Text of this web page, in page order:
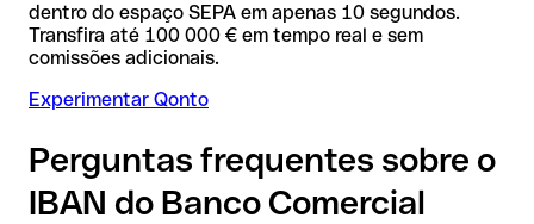
dentro do espaço SEPA em apenas 10 segundos.
Transfira até 100 000 € em tempo real e sem
comissões adicionais.
Experimentar Qonto
Perguntas frequentes sobre o
IBAN do Banco Comercial